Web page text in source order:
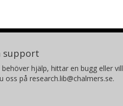
support
hjälp, hittar en bugg eller vill
oss på research.lib@chalmers.se.